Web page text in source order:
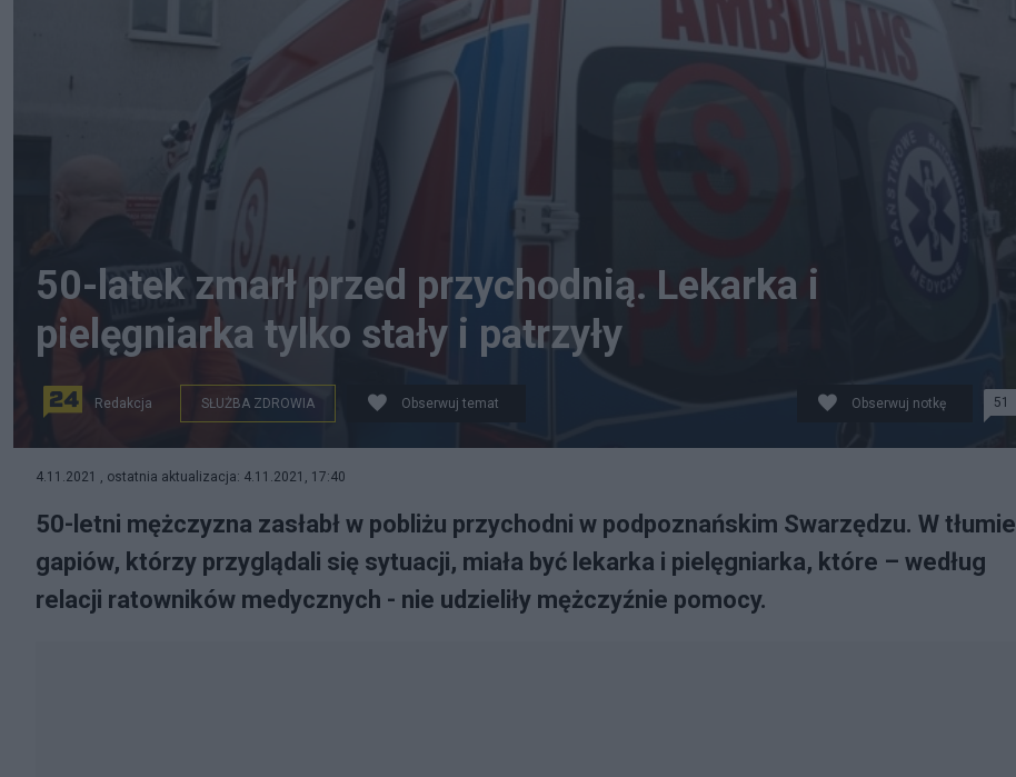
50-latek zmarł przed przychodnią. Lekarka i
pielęgniarka tylko stały i patrzyły
Redakcja SŁUŻBA ZDROWIA Obserwuj temat Obserwuj notkę 51
4.11.2021 , ostatnia aktualizacja: 4.11.2021, 17:40
50-letni mężczyzna zasłabł w pobliżu przychodni w podpoznańskim Swarzędzu. W tłumie
gapiów, którzy przyglądali się sytuacji, miała być lekarka i pielęgniarka, które – według
relacji ratowników medycznych - nie udzieliły mężczyźnie pomocy.